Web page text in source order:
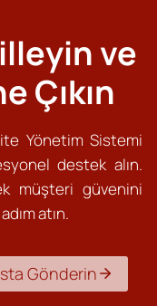
ve
Çıkın
Yönetim Sistemi
destek alın.
müşteri güvenini
atın.
Gönderin